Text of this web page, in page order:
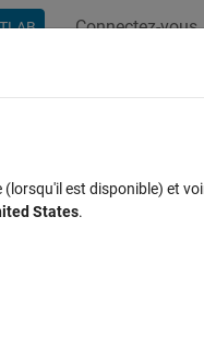
Connectez-vous
the left side
i am
2021
est disponible) et
States.